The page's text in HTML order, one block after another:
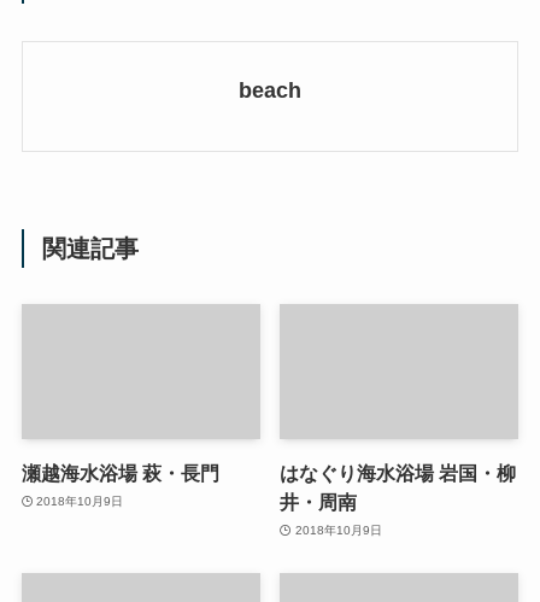
beach
関連記事
瀬越海水浴場 萩・長門
2018年10月9日
はなぐり海水浴場 岩国・柳
井・周南
2018年10月9日